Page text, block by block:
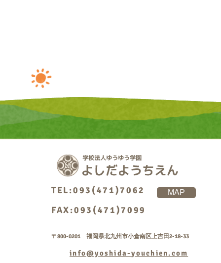
TEL:093(471)7062
FAX:093(471)7099
MAP
〒800-0201 福岡県北九州市小倉南区上吉田2-18-33
info@yoshida-youchien.com